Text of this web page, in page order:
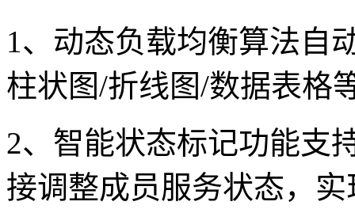
1、动态负载均衡算法自
柱状图/折线图/数据表格
2、智能状态标记功能支
接调整成员服务状态，